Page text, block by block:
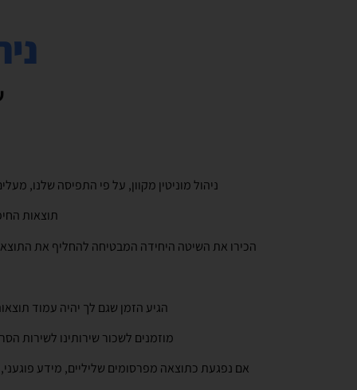
ניהול מוניטין מקוון, על פי התפיסה שלנו,
תוצאות
הכירו את השיטה היחידה המבטיחה להחליף את
הגיע הזמן שגם לך יהיה עמוד
מוזמנים לשכור שירותינו לשירות
אם נפגעת כתוצאה מפרסומים שליליים, מידע